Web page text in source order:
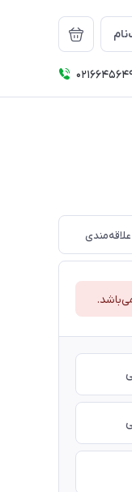
علاقه‌مندی